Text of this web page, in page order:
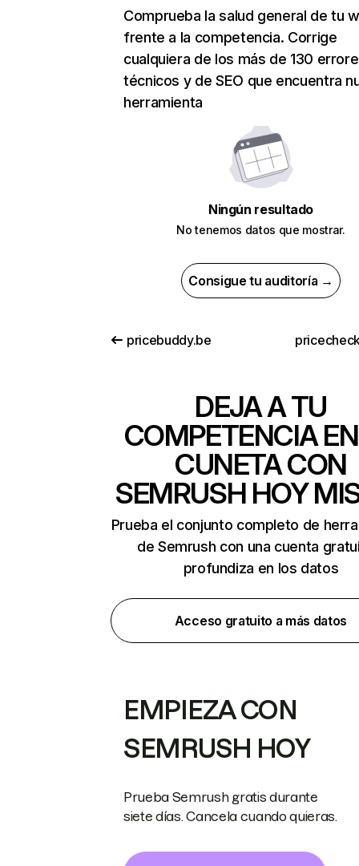
Comprueba la salud general de tu
frente a la competencia. Corrige
cualquiera de los más de 130
técnicos y de SEO que encuentra
herramienta
Ningún resultado
No tenemos datos que mostrar.
Consigue tu auditoría →
pricebuddy.be
DEJA A TU
COMPETENCIA
CUNETA CON
SEMRUSH HOY
Prueba el conjunto completo de
de Semrush con una cuenta
profundiza en los datos
Acceso gratuito a más datos
EMPIEZA CON
SEMRUSH HOY
Prueba Semrush gratis durante
siete días. Cancela cuando quieras.